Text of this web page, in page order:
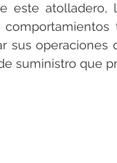
este atolladero,
sus operaciones
suministro que